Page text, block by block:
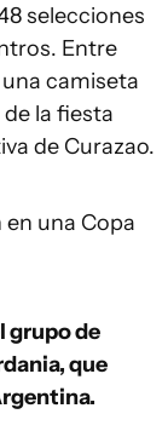
selecciones
Entre
camiseta
la fiesta
de Curazao.
una Copa
grupo de
que